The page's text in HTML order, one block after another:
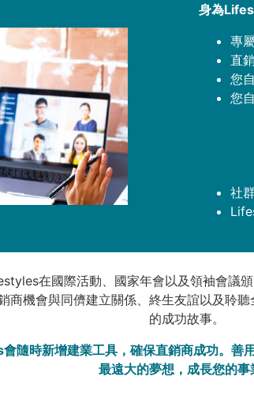
身為
專
直
您
您
社
在國際活動、國家年會以及領袖會議
商機會與同儕建立關係、終生友誼以及聆
的成功故事。
隨時新增建業工具，確保直銷商成功。善
最遠大的夢想，成長您的事